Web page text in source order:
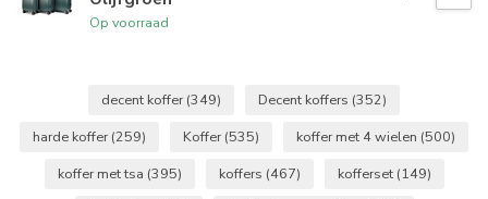
Op voorraad
decent koffer (349) Decent koffers (352)
harde koffer (259) Koffer (535) koffer met 4 wielen (500)
koffer met tsa (395) koffers (467) kofferset (149)